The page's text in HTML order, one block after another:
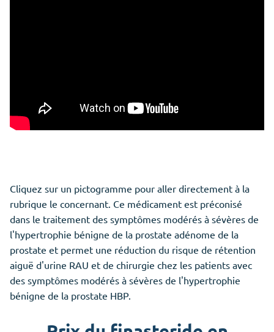
Cliquez sur un pictogramme pour aller directement à la
rubrique le concernant. Ce médicament est préconisé
dans le traitement des symptômes modérés à sévères de
l'hypertrophie bénigne de la prostate adénome de la
prostate et permet une réduction du risque de rétention
aiguë d'urine RAU et de chirurgie chez les patients avec
des symptômes modérés à sévères de l'hypertrophie
bénigne de la prostate HBP.